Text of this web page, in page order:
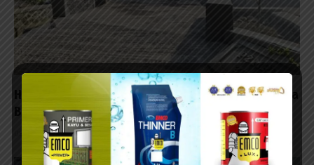
Hasil Karya TMMD, Bikin Bangku Beton untuk Warga
Bersantai
09/08/2026 - 15:30